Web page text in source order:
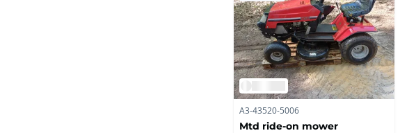
A3-43520-5006
Mtd ride-on mower